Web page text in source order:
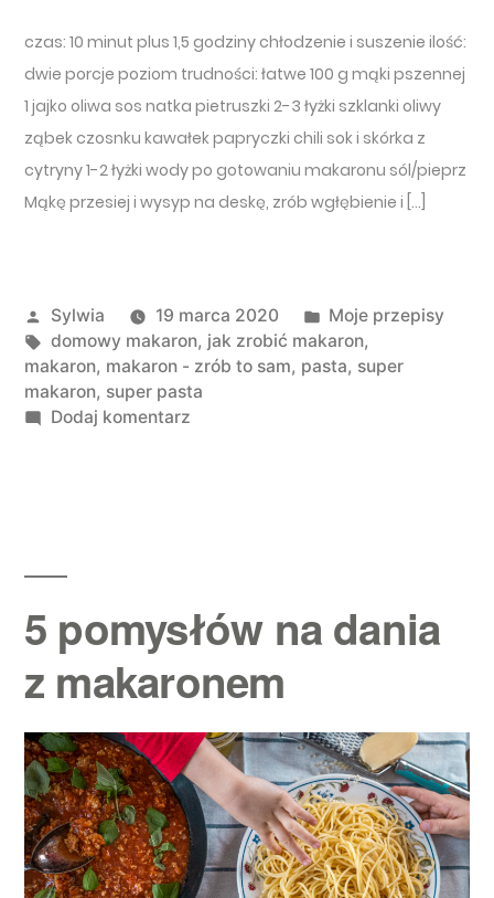
czas: 10 minut plus 1,5 godziny chłodzenie i suszenie ilość:
dwie porcje poziom trudności: łatwe 100 g mąki pszennej
1 jajko oliwa sos natka pietruszki 2-3 łyżki szklanki oliwy
ząbek czosnku kawałek papryczki chili sok i skórka z
cytryny 1-2 łyżki wody po gotowaniu makaronu sól/pieprz
Mąkę przesiej i wysyp na deskę, zrób wgłębienie i […]
Opublikowany przez
Sylwia 19 marca 2020 Opublikowano w
Moje przepisy
Tagi:
domowy makaron, jak zrobić makaron,
makaron, makaron - zrób to sam, pasta, super
makaron, super pasta
Dodaj komentarzdo Domowy makaron
5 pomysłów na dania
z makaronem